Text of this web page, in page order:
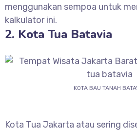
menggunakan sempoa untuk
kalkulator ini.
2. Kota Tua Batavia
KOTA BAU TANAH
Kota Tua Jakarta atau sering